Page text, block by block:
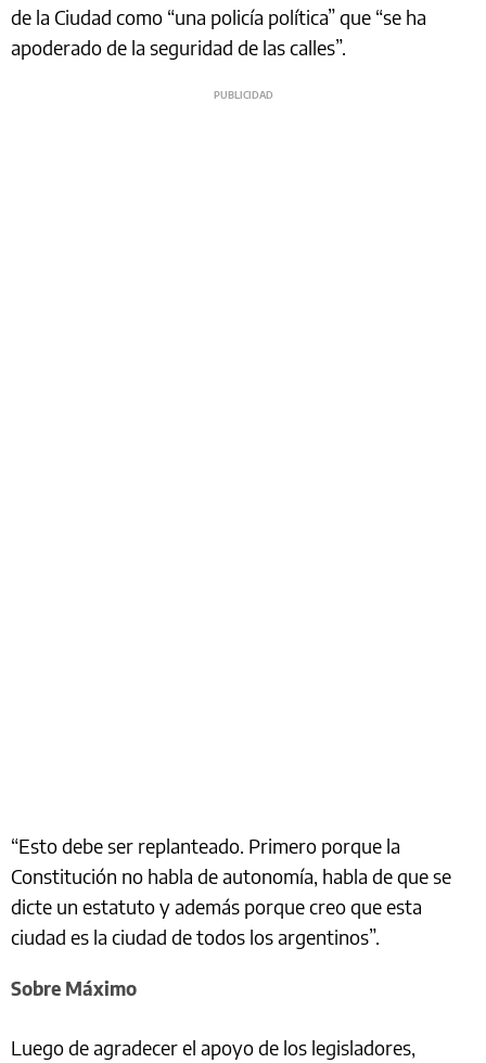
de la Ciudad como “una policía política” que “se ha
apoderado de la seguridad de las calles”.
“Esto debe ser replanteado. Primero porque la
Constitución no habla de autonomía, habla de que se
dicte un estatuto y además porque creo que esta
ciudad es la ciudad de todos los argentinos”.
Sobre Máximo
Luego de agradecer el apoyo de los legisladores,